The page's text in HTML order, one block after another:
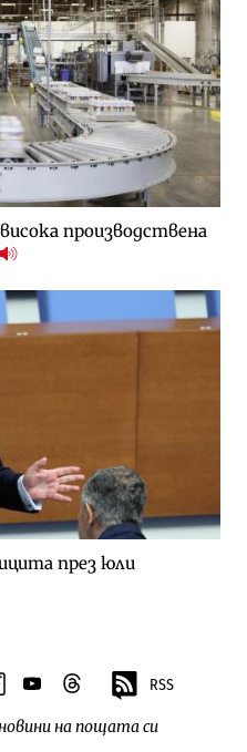
производствена
през юли
youtubethreads RSS
на пощата си